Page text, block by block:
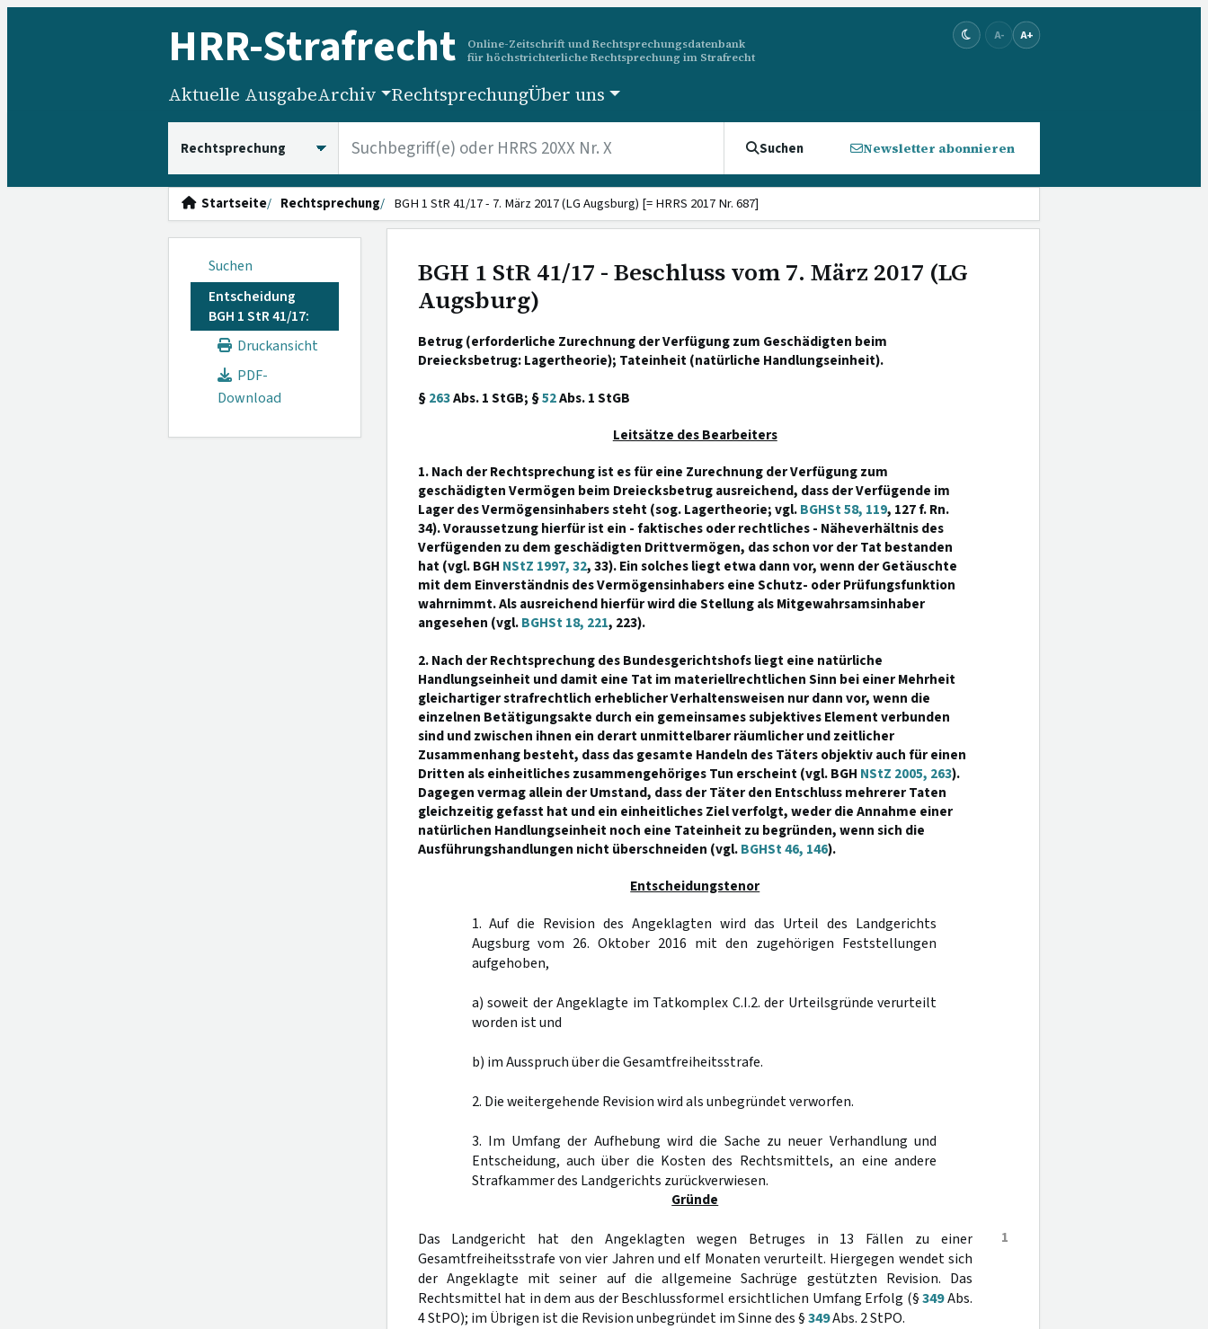
HRR-Strafrecht
Online-Zeitschrift und Rechtsprechungsdatenbank
für höchstrichterliche Rechtsprechung im Strafrecht
A- A+
Aktuelle AusgabeArchiv RechtsprechungÜber uns
Suchen Newsletter abonnieren
Startseite Rechtsprechung BGH 1 StR 41/17 - 7. März 2017 (LG Augsburg) [= HRRS 2017 Nr. 687]
Suchen
Entscheidung
BGH 1 StR 41/17:
Druckansicht
PDF-
Download
BGH 1 StR 41/17 - Beschluss vom 7. März 2017 (LG
Augsburg)
Betrug (erforderliche Zurechnung der Verfügung zum Geschädigten beim
Dreiecksbetrug: Lagertheorie); Tateinheit (natürliche Handlungseinheit).
§263Abs. 1 StGB; §52Abs. 1 StGB
Leitsätze des Bearbeiters
1. Nach der Rechtsprechung ist es für eine Zurechnung der Verfügung zum
geschädigten Vermögen beim Dreiecksbetrug ausreichend, dass der Verfügende im
Lager des Vermögensinhabers steht (sog. Lagertheorie; vgl.BGHSt 58, 119, 127 f. Rn.
34). Voraussetzung hierfür ist ein - faktisches oder rechtliches - Näheverhältnis des
Verfügenden zu dem geschädigten Drittvermögen, das schon vor der Tat bestanden
hat (vgl. BGH NStZ 1997, 32, 33). Ein solches liegt etwa dann vor, wenn der Getäuschte
mit dem Einverständnis des Vermögensinhabers eine Schutz- oder Prüfungsfunktion
wahrnimmt. Als ausreichend hierfür wird die Stellung als Mitgewahrsamsinhaber
angesehen (vgl.BGHSt 18, 221, 223).
2. Nach der Rechtsprechung des Bundesgerichtshofs liegt eine natürliche
Handlungseinheit und damit eine Tat im materiellrechtlichen Sinn bei einer Mehrheit
gleichartiger strafrechtlich erheblicher Verhaltensweisen nur dann vor, wenn die
einzelnen Betätigungsakte durch ein gemeinsames subjektives Element verbunden
sind und zwischen ihnen ein derart unmittelbarer räumlicher und zeitlicher
Zusammenhang besteht, dass das gesamte Handeln des Täters objektiv auch für einen
Dritten als einheitliches zusammengehöriges Tun erscheint (vgl. BGH NStZ 2005, 263).
Dagegen vermag allein der Umstand, dass der Täter den Entschluss mehrerer Taten
gleichzeitig gefasst hat und ein einheitliches Ziel verfolgt, weder die Annahme einer
natürlichen Handlungseinheit noch eine Tateinheit zu begründen, wenn sich die
Ausführungshandlungen nicht überschneiden (vgl.BGHSt 46, 146).
Entscheidungstenor
1. Auf die Revision des Angeklagten wird das Urteil des Landgerichts
Augsburg vom 26. Oktober 2016 mit den zugehörigen Feststellungen
aufgehoben,
a) soweit der Angeklagte im Tatkomplex C.I.2. der Urteilsgründe verurteilt
worden ist und
b) im Ausspruch über die Gesamtfreiheitsstrafe.
2. Die weitergehende Revision wird als unbegründet verworfen.
3. Im Umfang der Aufhebung wird die Sache zu neuer Verhandlung und
Entscheidung, auch über die Kosten des Rechtsmittels, an eine andere
Strafkammer des Landgerichts zurückverwiesen.
Gründe
1
Das Landgericht hat den Angeklagten wegen Betruges in 13 Fällen zu einer
Gesamtfreiheitsstrafe von vier Jahren und elf Monaten verurteilt. Hiergegen wendet sich
der Angeklagte mit seiner auf die allgemeine Sachrüge gestützten Revision. Das
Rechtsmittel hat in dem aus der Beschlussformel ersichtlichen Umfang Erfolg (§349Abs.
4 StPO); im Übrigen ist die Revision unbegründet im Sinne des §349Abs. 2 StPO.